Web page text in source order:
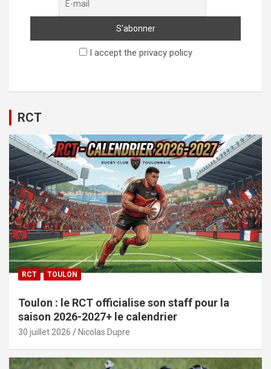
I accept the privacy policy
RCT
RCT TOULON
Toulon : le RCT officialise son staff pour la
saison 2026-2027+ le calendrier
30 juillet 2026 Nicolas Dupre